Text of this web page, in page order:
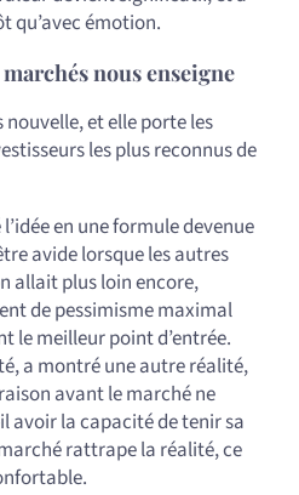
qu’avec émotion.
nous enseigne
nouvelle, et elle porte les
les plus reconnus de
en une formule devenue
avide lorsque les autres
allait plus loin encore,
de pessimisme maximal
le meilleur point d’entrée.
a montré une autre réalité,
avant le marché ne
la capacité de tenir sa
rattrape la réalité, ce